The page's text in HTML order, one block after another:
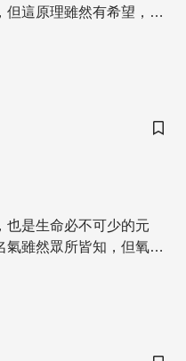
但這原理雖然有希望，但
儲存
也是生命必不可少的元
雖然眾所皆知，但氧在